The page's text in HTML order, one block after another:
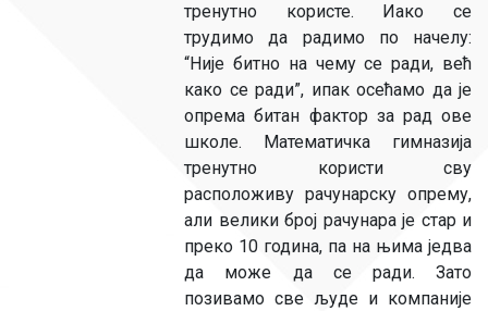
тренутно користе. Иако се
трудимо да радимо по начелу:
“Није битно на чему се ради, већ
како се ради”, ипак осећамо да је
опрема битан фактор за рад ове
школе. Математичка гимназија
тренутно користи сву
расположиву рачунарску опрему,
али велики број рачунара је стар и
преко 10 година, па на њима једва
да може да се ради. Зато
позивамо све људе и компаније